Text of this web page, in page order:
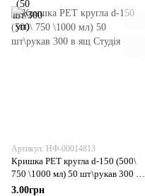
Артикул: НФ-00014813
Кришка РЕТ кругла d-150 (500\
750 \1000 мл) 50 шт\рукав 300 в
ящ Студія
3.00грн